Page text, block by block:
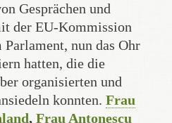
Gesprächen und
der EU-Kommission
nun das Ohr
hatten, die die
organisierten und
konnten. Frau
, Frau Antonescu